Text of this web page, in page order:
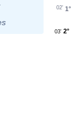
1°
02'
2°
03'